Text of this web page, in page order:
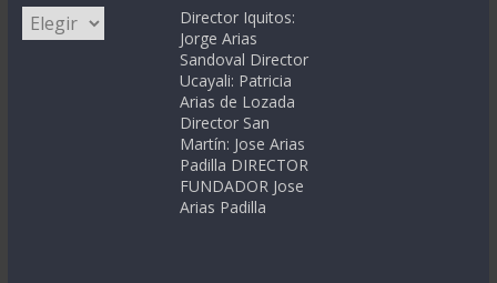
Categorías
Director Iquitos:
Jorge Arias
Sandoval Director
Ucayali: Patricia
Arias de Lozada
Director San
Martín: Jose Arias
Padilla DIRECTOR
FUNDADOR Jose
Arias Padilla